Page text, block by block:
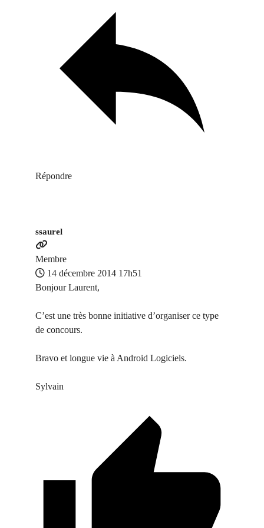
Répondre
ssaurel
Membre
14 décembre 2014 17h51
Bonjour Laurent,
C’est une très bonne initiative d’organiser ce type
de concours.
Bravo et longue vie à Android Logiciels.
Sylvain